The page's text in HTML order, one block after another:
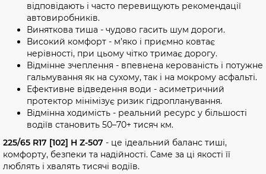
відповідають і часто перевищують рекомендації
автовиробників.
Виняткова тиша - чудово гасить шум дороги.
Високий комфорт - м’яко і приємно ковтає
нерівності, при цьому чітко тримає дорогу.
Відмінне зчеплення - впевнена керованість і потужне
гальмування як на сухому, так і на мокрому асфальті.
Ефективне відведення води - асиметричний
протектор мінімізує ризик гідропланування.
Відмінна ходимість - реальний ресурс у більшості
водіїв становить 50–70+ тисяч км.
225/65 R17 [102] H Z-507 - це ідеальний баланс тиші,
комфорту, безпеки та надійності. Саме за ці якості її
люблять і хвалять тисячі водіїв.